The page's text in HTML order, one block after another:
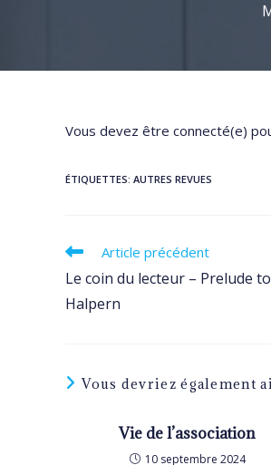
Vous devez être connecté(e)
ÉTIQUETTES: AUTRES REVUES
Read
articles
Article précédent
Le coin du lecteur – Prelude
Halpern
Vous devriez également
Vie de l’association
10 septembre 2024